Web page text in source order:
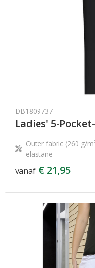
DB1809737
Ladies' 5-
Outer fabric (260 g/
elastane
vanaf € 21,95